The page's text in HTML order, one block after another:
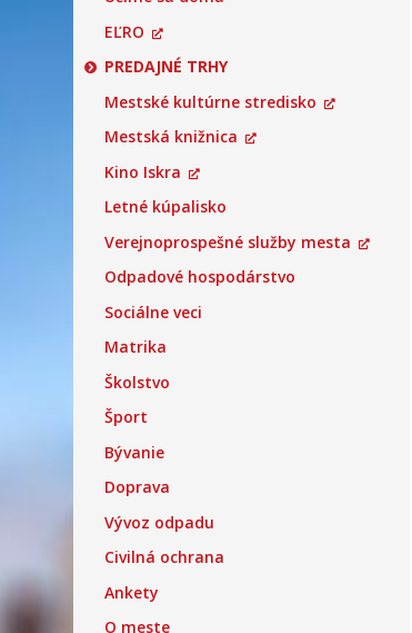
EĽRO
PREDAJNÉ TRHY
Mestské kultúrne stredisko
Mestská knižnica
Kino Iskra
Letné kúpalisko
Verejnoprospešné služby mesta
Odpadové hospodárstvo
Sociálne veci
Matrika
Školstvo
Šport
Bývanie
Doprava
Vývoz odpadu
Civilná ochrana
Ankety
O meste